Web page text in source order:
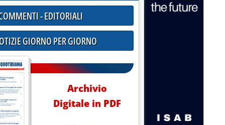
- EDITORIALI
GIORNO PER GIORNO
Archivio
Digitale in PDF